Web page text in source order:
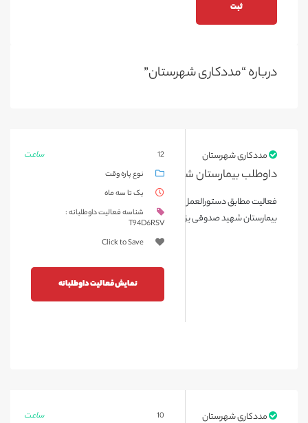
درباره “مددکاری شهرستان”
مددکاری شهرستان
داوطلب بیمارستان شهید صدوقی یزد مرداد 1404
فعالیت مطابق دستورالعمل راند داوطلبان شهرستان در بخش آنکولوژی
بیمارستان شهید صدوقی یزد توسط خانم درودیان
ساعت
12
نوع پاره وقت
یک تا سه ماه
شناسه فعالیت داوطلبانه :
T94D6RSV
Click to Save
نمایش فعالیت داوطلبانه
مددکاری شهرستان ساعت 10